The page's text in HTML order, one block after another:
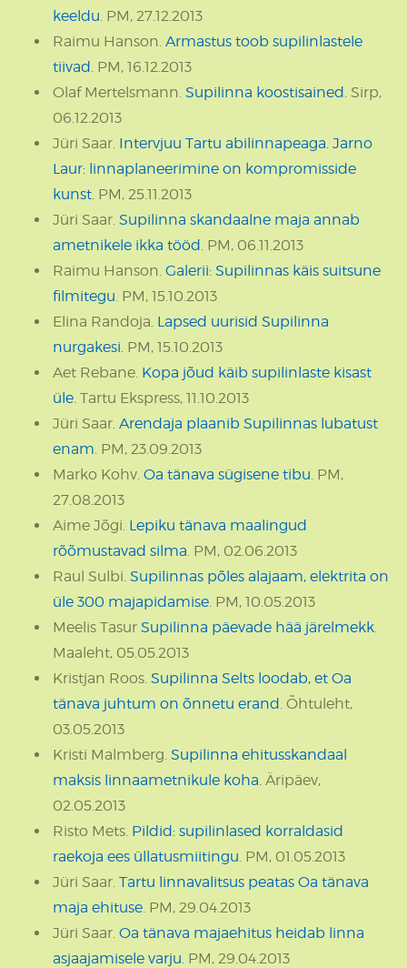
keeldu. PM, 27.12.2013
Raimu Hanson. Armastus toob supilinlastele
tiivad. PM, 16.12.2013
Olaf Mertelsmann. Supilinna koostisained. Sirp,
06.12.2013
Jüri Saar. Intervjuu Tartu abilinnapeaga. Jarno
Laur: linnaplaneerimine on kompromisside
kunst. PM, 25.11.2013
Jüri Saar. Supilinna skandaalne maja annab
ametnikele ikka tööd. PM, 06.11.2013
Raimu Hanson. Galerii: Supilinnas käis suitsune
filmitegu. PM, 15.10.2013
Elina Randoja. Lapsed uurisid Supilinna
nurgakesi. PM, 15.10.2013
Aet Rebane. Kopa jõud käib supilinlaste kisast
üle. Tartu Ekspress, 11.10.2013
Jüri Saar. Arendaja plaanib Supilinnas lubatust
enam. PM, 23.09.2013
Marko Kohv. Oa tänava sügisene tibu. PM,
27.08.2013
Aime Jõgi. Lepiku tänava maalingud
rõõmustavad silma. PM, 02.06.2013
Raul Sulbi. Supilinnas põles alajaam, elektrita on
üle 300 majapidamise. PM, 10.05.2013
Meelis Tasur Supilinna päevade hää järelmekk.
Maaleht, 05.05.2013
Kristjan Roos. Supilinna Selts loodab, et Oa
tänava juhtum on õnnetu erand. Õhtuleht,
03.05.2013
Kristi Malmberg. Supilinna ehitusskandaal
maksis linnaametnikule koha. Äripäev,
02.05.2013
Risto Mets. Pildid: supilinlased korraldasid
raekoja ees üllatusmiitingu. PM, 01.05.2013
Jüri Saar. Tartu linnavalitsus peatas Oa tänava
maja ehituse. PM, 29.04.2013
Jüri Saar. Oa tänava majaehitus heidab linna
asjaajamisele varju. PM, 29.04.2013